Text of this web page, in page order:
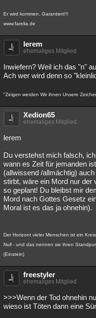
Er wird kommen. Garantiert!!!
www.farelia.de
lerem
ehemaliges Mitglied
Inwiefern? Weil ich das "n"
Ach wer wird denn so
"Zeigen werden Wir ihnen Unsere
Xedion65
ehemaliges Mitglied
lerem
Du verstehst mich falsch,
wann es Zeit für jemanden
(allwissend /allmächtig)
stirbt, wäre ein Mord nur der
so geplant! Du bleibst mir
Mord nach Gottes Gesetz
Moral ist es das ja ohnehin).
Der Horizont vieler Menschen ist ein
Null - und das nennen sie ihren
(Einstein)
freestyler
ehemaliges Mitglied
>>>Wenn der Tod ohnehin
wieso ist Töten dann eine